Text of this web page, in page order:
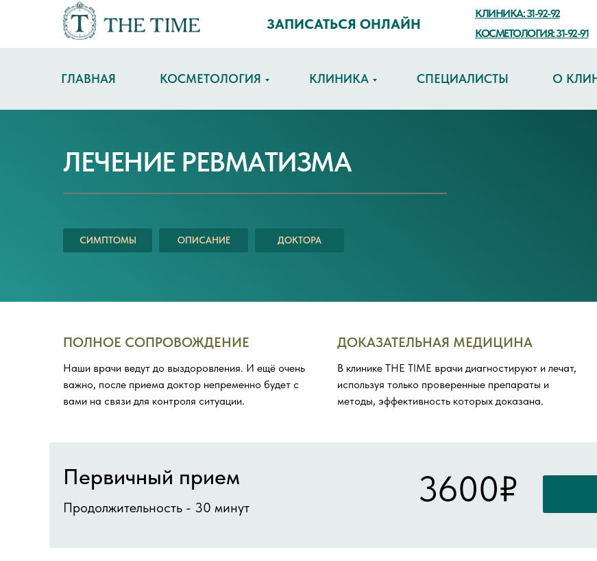
КЛИНИКА: 31-92-92
КОСМЕТОЛОГИЯ: 31-92-91
ЗАПИСАТЬСЯ ОНЛАЙН
ГЛАВНАЯ КОСМЕТОЛОГИЯ КЛИНИКА СПЕЦИАЛИСТЫ О
ЛЕЧЕНИЕ РЕВМАТИЗМА
СИМПТОМЫ ОПИСАНИЕ ДОКТОРА
ПОЛНОЕ СОПРОВОЖДЕНИЕ
Наши врачи ведут до выздоровления. И ещё очень
важно, после приема доктор непременно будет с
вами на связи для контроля ситуации.
ДОКАЗАТЕЛЬНАЯ МЕДИЦИНА
В клинике THE TIME врачи диагностируют и лечат,
используя только проверенные препараты и
методы, эффективность которых доказана.
Первичный прием
Продолжительность - 30 минут 3600₽